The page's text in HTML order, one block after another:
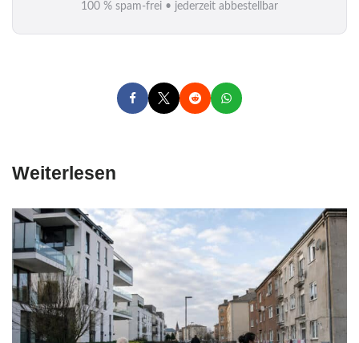
l
*
100 % spam-frei • jederzeit abbestellbar
Weiterlesen